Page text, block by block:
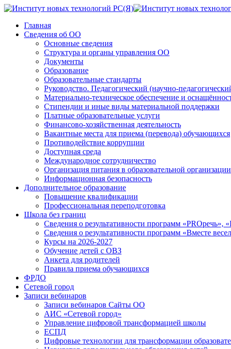
Главная
Сведения об ОО
Основные сведения
Структура и органы управления ОО
Документы
Образование
Образовательные стандарты
Руководство. Педагогический (научно-
Материально-техническое обеспечение и
Стипендии и иные виды материальной поддержки
Платные образовательные услуги
Финансово-хозяйственная деятельность
Вакантные места для приема (перевода) обучающихся
Противодействие коррупции
Доступная среда
Международное сотрудничество
Организация питания в образовательной организации
Информационная безопасность
Дополнительное образование
Повышение квалификации
Профессиональная переподготовка
Школа без границ
Сведения о результативности программ «PROречь»,
Сведения о результативности программ «Вместе
Курсы на 2026-2027
Обучение детей с ОВЗ
Анкета для родителей
Правила приема обучающихся
ФРДО
Сетевой город
Записи вебинаров
Записи вебинаров Сайты ОО
АИС «Сетевой город»
Управление цифровой трансформацией школы
ЕСПД
Цифровые технологии для трансформации